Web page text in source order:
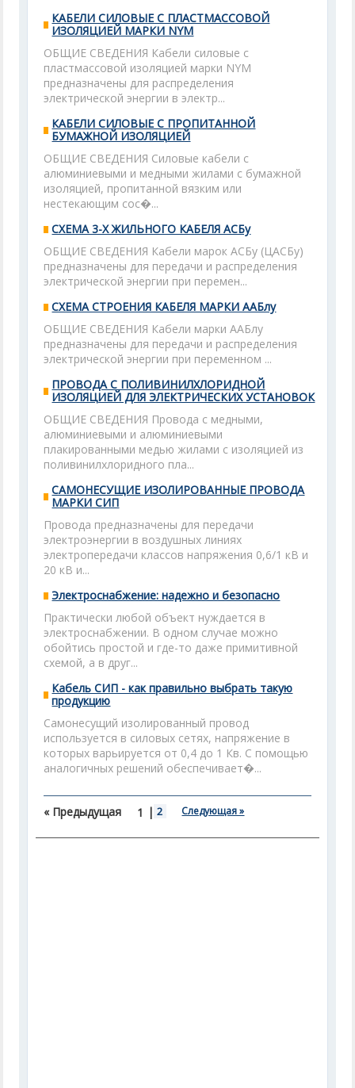
КАБЕЛИ СИЛОВЫЕ С ПЛАСТМАССОВОЙ
ИЗОЛЯЦИЕЙ МАРКИ NYM
ОБЩИЕ СВЕДЕНИЯ Кабели силовые с
пластмассовой изоляцией марки NYM
предназначены для распределения
электрической энергии в электр...
КАБЕЛИ СИЛОВЫЕ С ПРОПИТАННОЙ
БУМАЖНОЙ ИЗОЛЯЦИЕЙ
ОБЩИЕ СВЕДЕНИЯ Силовые кабели с
алюминиевыми и медными жилами с бумажной
изоляцией, пропитанной вязким или
нестекающим сос�...
СХЕМА 3-Х ЖИЛЬНОГО КАБЕЛЯ АСБу
ОБЩИЕ СВЕДЕНИЯ Кабели марок АСБу (ЦАСБу)
предназначены для передачи и распределения
электрической энергии при перемен...
СХЕМА СТРОЕНИЯ КАБЕЛЯ МАРКИ ААБлу
ОБЩИЕ СВЕДЕНИЯ Кабели марки ААБлу
предназначены для передачи и распределения
электрической энергии при переменном ...
ПРОВОДА С ПОЛИВИНИЛХЛОРИДНОЙ
ИЗОЛЯЦИЕЙ ДЛЯ ЭЛЕКТРИЧЕСКИХ УСТАНОВОК
ОБЩИЕ СВЕДЕНИЯ Провода с медными,
алюминиевыми и алюминиевыми
плакированными медью жилами с изоляцией из
поливинилхлоридного пла...
САМОНЕСУЩИЕ ИЗОЛИРОВАННЫЕ ПРОВОДА
МАРКИ СИП
Провода предназначены для передачи
электроэнергии в воздушных линиях
электропередачи классов напряжения 0,6/1 кВ и
20 кВ и...
Электроснабжение: надежно и безопасно
Практически любой объект нуждается в
электроснабжении. В одном случае можно
обойтись простой и где-то даже примитивной
схемой, а в друг...
Кабель СИП - как правильно выбрать такую
продукцию
Самонесущий изолированный провод
используется в силовых сетях, напряжение в
которых варьируется от 0,4 до 1 Кв. С помощью
аналогичных решений обеспечивает�...
« Предыдущая 1 | 2 Следующая »